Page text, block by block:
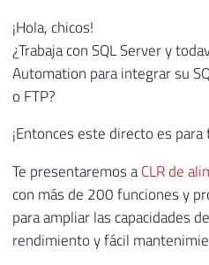
¡Hola, chicos!
¿Trabaja con SQL Server y
Automation para integrar su
o FTP?
¡Entonces este directo es para
Te presentaremos aCLR de
con más de 200 funciones y
para ampliar las capacidades
rendimiento y fácil